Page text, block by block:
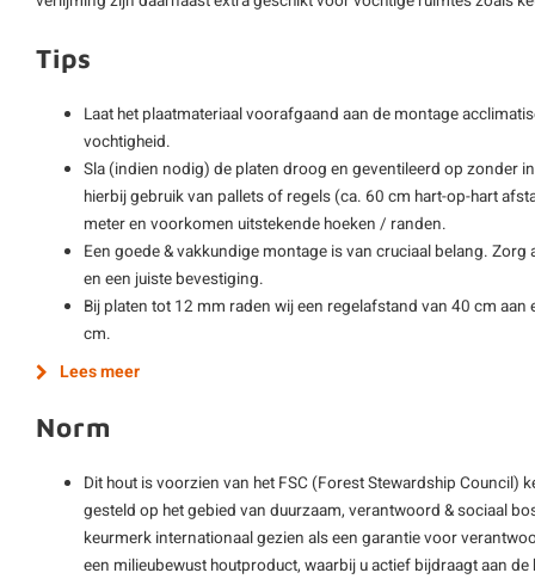
Tips
Laat het plaatmateriaal voorafgaand aan de montage
vochtigheid.
Sla (indien nodig) de platen droog en geventileerd op zonder
hierbij gebruik van pallets of regels (ca. 60 cm hart-op-hart
meter en voorkomen uitstekende hoeken / randen.
Een goede & vakkundige montage is van cruciaal belang.
en een juiste bevestiging.
Bij platen tot 12 mm raden wij een regelafstand van 40 cm
cm.
Lees meer
Norm
Dit hout is voorzien van het FSC (Forest Stewardship Council)
gesteld op het gebied van duurzaam, verantwoord & sociaal
keurmerk internationaal gezien als een garantie voor
een milieubewust houtproduct, waarbij u actief bijdraagt aan